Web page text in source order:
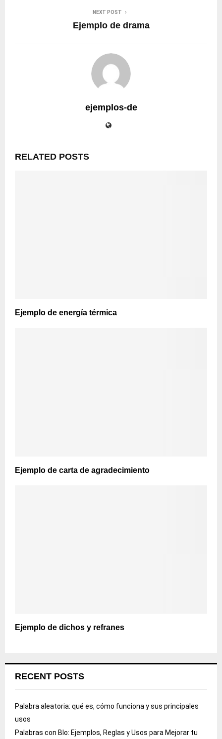
NEXT POST
Ejemplo de drama
ejemplos-de
RELATED POSTS
Ejemplo de energía térmica
Ejemplo de carta de agradecimiento
Ejemplo de dichos y refranes
RECENT POSTS
Palabra aleatoria: qué es, cómo funciona y sus principales
usos
Palabras con Blo: Ejemplos, Reglas y Usos para Mejorar tu